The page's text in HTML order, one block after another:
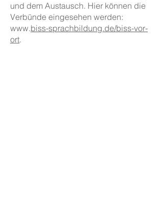
und dem Austausch. Hier können die
Verbünde eingesehen werden:
www.biss-sprachbildung.de/biss-vor-
ort.